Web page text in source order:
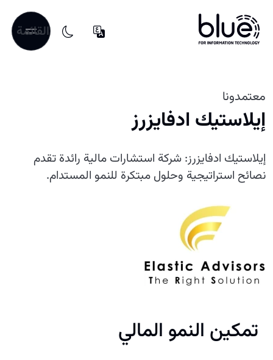
القائمة
معتمدونا
إيلاستيك ادفايزرز
إيلاستيك ادفايزرز: شركة استشارات مالية رائدة تقدم
نصائح استراتيجية وحلول مبتكرة للنمو المستدام.
تمكين النمو المالي